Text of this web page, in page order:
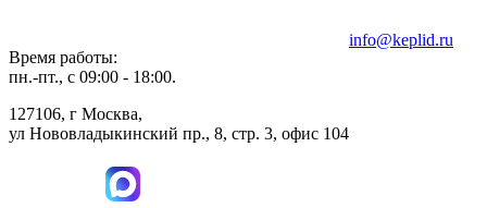
Время работы:
пн.-пт., с 09:00 - 18:00.
127106, г Москва,
ул Нововладыкинский пр., 8, стр. 3, офис 104
info@keplid.ru